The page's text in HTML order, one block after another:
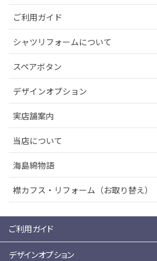
ご利用ガイド
シャツリフォームについて
スペアボタン
デザインオプション
実店舗案内
当店について
海島綿物語
襟カフス・リフォーム（お取り替え）
ご利用ガイド
デザインオプション